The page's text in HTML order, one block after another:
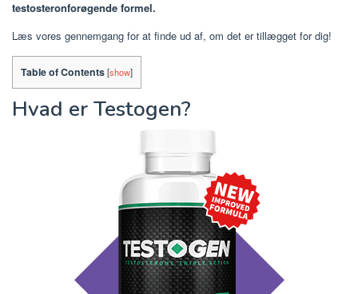
testosteronforøgende formel.
Læs vores gennemgang for at finde ud af, om det er tillægget for dig!
Table of Contents[show]
Hvad er Testogen?